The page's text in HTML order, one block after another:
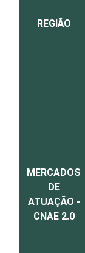
REGIÃO
MERCADOS
DE
ATUAÇÃO -
CNAE 2.0